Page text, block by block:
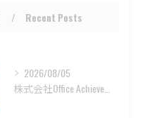
Recent Posts
2026/08/05
株式会社Office Achieveの地域現場で育つ受注業務DX